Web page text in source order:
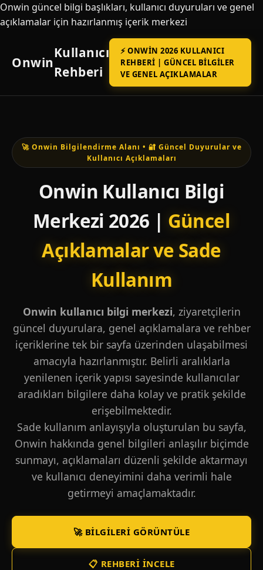
Onwin güncel bilgi başlıkları, kullanıcı duyuruları ve genel
açıklamalar için hazırlanmış içerik merkezi
Onwin
Kullanıcı
Rehberi
⚡ ONWIN 2026 KULLANICI
REHBERI | GÜNCEL BILGILER
VE GENEL AÇIKLAMALAR
🚀 Onwin Bilgilendirme Alanı • 🔐 Güncel Duyurular ve
Kullanıcı Açıklamaları
Onwin Kullanıcı Bilgi
Merkezi 2026 | Güncel
Açıklamalar ve Sade
Kullanım
Onwin kullanıcı bilgi merkezi, ziyaretçilerin
güncel duyurulara, genel açıklamalara ve rehber
içeriklerine tek bir sayfa üzerinden ulaşabilmesi
amacıyla hazırlanmıştır. Belirli aralıklarla
yenilenen içerik yapısı sayesinde kullanıcılar
aradıkları bilgilere daha kolay ve pratik şekilde
erişebilmektedir.
Sade kullanım anlayışıyla oluşturulan bu sayfa,
Onwin hakkında genel bilgileri anlaşılır biçimde
sunmayı, açıklamaları düzenli şekilde aktarmayı
ve kullanıcı deneyimini daha verimli hale
getirmeyi amaçlamaktadır.
🚀 BILGILERI GÖRÜNTÜLE
📋 REHBERI İNCELE